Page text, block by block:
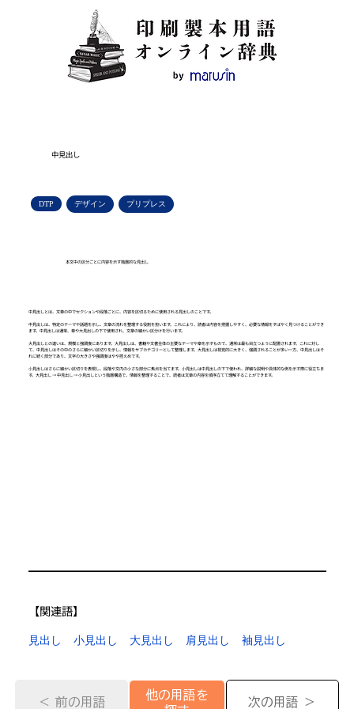
中見出し
DTP デザイン プリプレス
本文中の区分ごとに内容を示す階層的な見出し
中見出しとは、文章の中でセクションや段落ごとに、内容を区切るために使用される見出しのことです。
中見出しは、特定のテーマや話題を示し、文章の流れを整理する役割を担います。これにより、読者は内容を把握しやすく、必要な情報をすばやく見つけることができ
ます。中見出しは通常、章や大見出しの下で使用され、文章の細かい区分けを行います。
大見出しとの違いは、規模と強調度にあります。大見出しは、書籍や文書全体の主要なテーマや章を示すもので、通常は最も目立つように配置されます。これに対し
て、中見出しはその中のさらに細かい区切りを示し、情報をサブカテゴリーとして整理します。大見出しは視覚的に大きく、強調されることが多い一方、中見出しはそ
れに続く部分であり、文字の大きさや強調度はやや控えめです。
小見出しはさらに細かい区切りを表現し、段落や文内の小さな部分に焦点を当てます。小見出しは中見出しの下で使われ、詳細な説明や具体的な例を示す際に役立ちま
す。大見出し → 中見出し → 小見出しという階層構造で、情報を整理することで、読者は文章の内容を順序立てて理解することができます。
【​関連語】
見出し 小見出し 大見出し 肩見出し 袖見出し
＜ 前の用語
他の用語を
次の用語 ＞